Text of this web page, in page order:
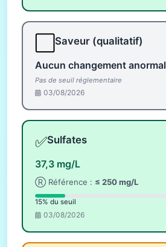
Saveur (qualitatif)
Aucun changement anormal
Pas de seuil réglementaire
03/08/2026
✅Sulfates
37,3 mg/L
Ⓡ Référence : ≤ 250 mg/L
15% du seuil
03/08/2026